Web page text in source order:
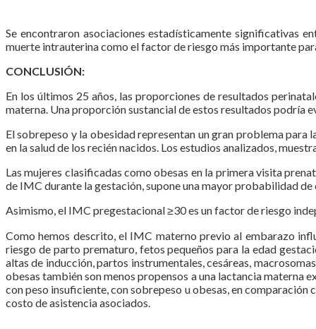
Se encontraron asociaciones estadísticamente significativas
muerte intrauterina como el factor de riesgo más importante
CONCLUSIÓN:
En los últimos 25 años, las proporciones de resultados
materna. Una proporción sustancial de estos resultados podría
El sobrepeso y la obesidad representan un gran problema
en la salud de los recién nacidos. Los estudios analizados,
Las mujeres clasificadas como obesas en la primera visita
de IMC durante la gestación, supone una mayor probabilidad de
Asimismo, el IMC pregestacional ≥30 es un factor de riesgo
Como hemos descrito, el IMC materno previo al embarazo
riesgo de parto prematuro, fetos pequeños para la edad
altas de inducción, partos instrumentales, cesáreas,
obesas también son menos propensos a una lactancia materna
con peso insuficiente, con sobrepeso u obesas, en
costo de asistencia asociados.